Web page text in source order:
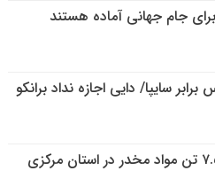
برای جام جهانی آماده هستند
سایپا/ دایی اجازه نداد برانکو
کشف و توقیف ۷.۵ تن مواد مخدر در استان مرکزی